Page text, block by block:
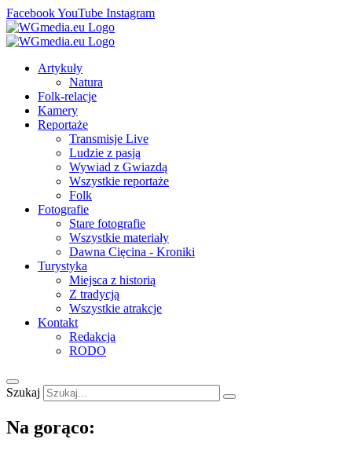
FacebookYouTube Instagram
Artykuły
Natura
Folk-relacje
Kamery
Reportaże
Transmisje Live
Ludzie z pasją
Wywiad z Gwiazdą
Wszystkie reportaże
Folk
Fotografie
Stare fotografie
Wszystkie materiały
Dawna Cięcina - Kroniki
Turystyka
Miejsca z historią
Z tradycją
Wszystkie atrakcje
Kontakt
Redakcja
RODO
Szukaj
Na gorąco: